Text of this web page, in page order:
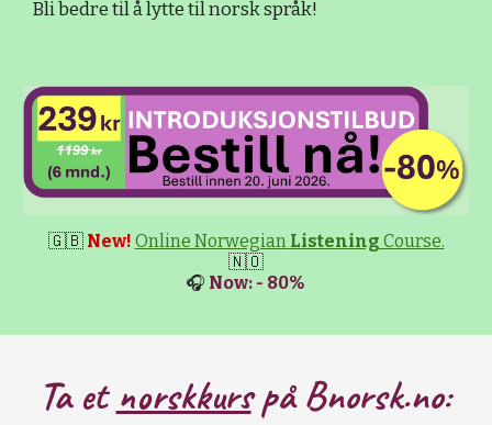
Bli bedre til å lytte til norsk språk!
🇬🇧 New! Online Norwegian Listening Course.
🇳🇴
🎧 Now: - 80%
Ta et norskkurspå Bnorsk.no: